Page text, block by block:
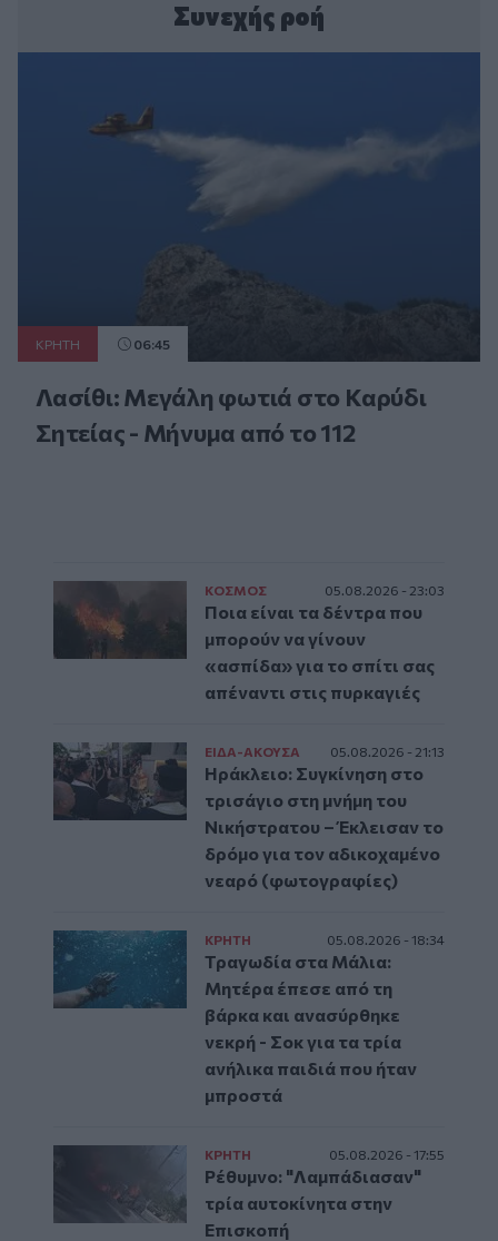
Συνεχής ροή
ΚΡΗΤΗ 06:45
Λασίθι: Μεγάλη φωτιά στο Καρύδι
Σητείας - Μήνυμα από το 112
ΚΟΣΜΟΣ 05.08.2026 - 23:03
Ποια είναι τα δέντρα που
μπορούν να γίνουν
«ασπίδα» για το σπίτι σας
απέναντι στις πυρκαγιές
ΕΙΔΑ-ΑΚΟΥΣΑ 05.08.2026 - 21:13
Ηράκλειο: Συγκίνηση στο
τρισάγιο στη μνήμη του
Νικήστρατου – Έκλεισαν το
δρόμο για τον αδικοχαμένο
νεαρό (φωτογραφίες)
ΚΡΗΤΗ 05.08.2026 - 18:34
Τραγωδία στα Μάλια:
Μητέρα έπεσε από τη
βάρκα και ανασύρθηκε
νεκρή - Σοκ για τα τρία
ανήλικα παιδιά που ήταν
μπροστά
ΚΡΗΤΗ 05.08.2026 - 17:55
Ρέθυμνο: "Λαμπάδιασαν"
τρία αυτοκίνητα στην
Επισκοπή